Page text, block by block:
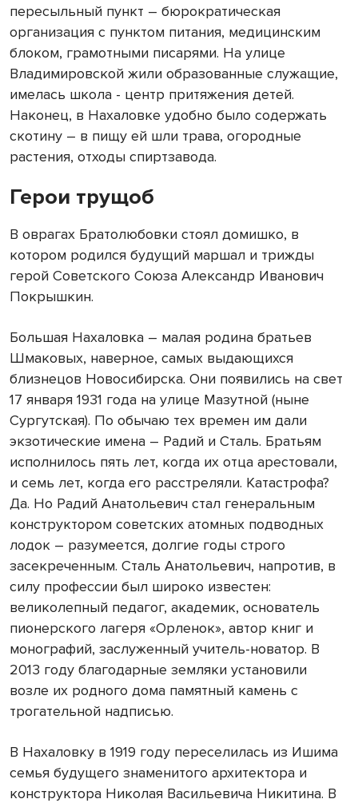
пересыльный пункт – бюрократическая
организация с пунктом питания, медицинским
блоком, грамотными писарями. На улице
Владимировской жили образованные служащие,
имелась школа - центр притяжения детей.
Наконец, в Нахаловке удобно было содержать
скотину – в пищу ей шли трава, огородные
растения, отходы спиртзавода.
Герои трущоб
В оврагах Братолюбовки стоял домишко, в
котором родился будущий маршал и трижды
герой Советского Союза Александр Иванович
Покрышкин.
Большая Нахаловка – малая родина братьев
Шмаковых, наверное, самых выдающихся
близнецов Новосибирска. Они появились на свет
17 января 1931 года на улице Мазутной (ныне
Сургутская). По обычаю тех времен им дали
экзотические имена – Радий и Сталь. Братьям
исполнилось пять лет, когда их отца арестовали,
и семь лет, когда его расстреляли. Катастрофа?
Да. Но Радий Анатольевич стал генеральным
конструктором советских атомных подводных
лодок – разумеется, долгие годы строго
засекреченным. Сталь Анатольевич, напротив, в
силу профессии был широко известен:
великолепный педагог, академик, основатель
пионерского лагеря «Орленок», автор книг и
монографий, заслуженный учитель-новатор. В
2013 году благодарные земляки установили
возле их родного дома памятный камень с
трогательной надписью.
В Нахаловку в 1919 году переселилась из Ишима
семья будущего знаменитого архитектора и
конструктора Николая Васильевича Никитина. В